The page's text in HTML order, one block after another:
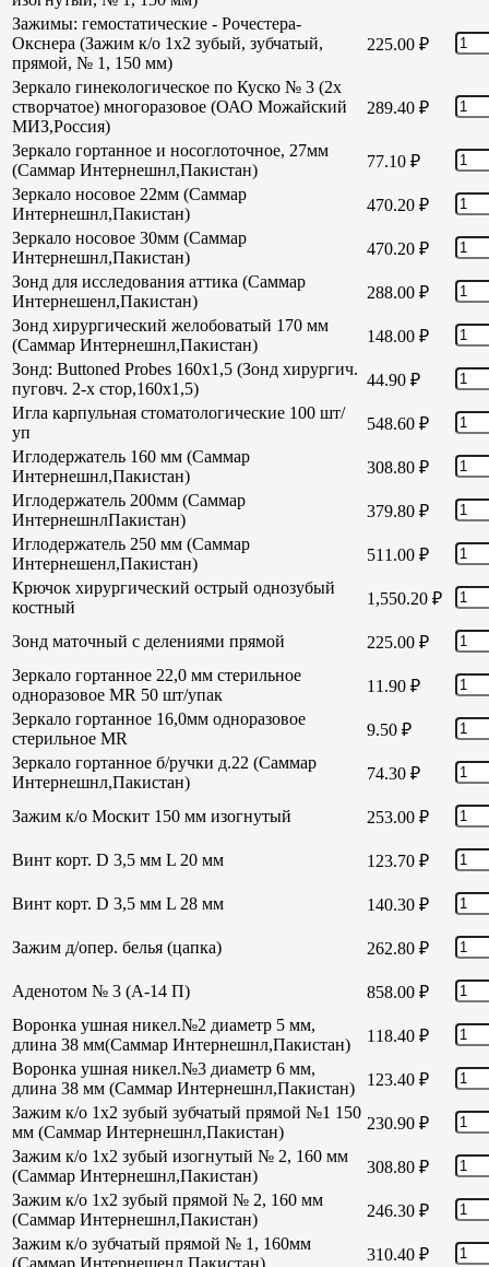
Зажимы: гемостатические - Рочестера-
Окснера (Зажим к/о 1х2 зубый, зубчатый,
прямой, № 1, 150 мм)
225.00 ₽
Зеркало гинекологическое по Куско № 3 (2х
створчатое) многоразовое (ОАО Можайский
МИЗ,Россия)
289.40 ₽
Зеркало гортанное и носоглоточное, 27мм
(Саммар Интернешнл,Пакистан)
77.10 ₽
Зеркало носовое 22мм (Саммар
Интернешнл,Пакистан)
470.20 ₽
Зеркало носовое 30мм (Саммар
Интернешнл,Пакистан)
470.20 ₽
Зонд для исследования аттика (Саммар
Интернешенл,Пакистан)
288.00 ₽
Зонд хирургический желобоватый 170 мм
(Саммар Интернешнл,Пакистан)
148.00 ₽
Зонд: Buttoned Probes 160х1,5 (Зонд хирургич.
пуговч. 2-х стор,160х1,5)
44.90 ₽
Игла карпульная стоматологические 100 шт/
уп
548.60 ₽
Иглодержатель 160 мм (Саммар
Интернешнл,Пакистан)
308.80 ₽
Иглодержатель 200мм (Саммар
ИнтернешнлПакистан)
379.80 ₽
Иглодержатель 250 мм (Саммар
Интернешенл,Пакистан)
511.00 ₽
Крючок хирургический острый однозубый
костный
1,550.20 ₽
Зонд маточный с делениями прямой 225.00 ₽
Зеркало гортанное 22,0 мм стерильное
одноразовое MR 50 шт/упак
11.90 ₽
Зеркало гортанное 16,0мм одноразовое
стерильное MR
9.50 ₽
Зеркало гортанное б/ручки д.22 (Саммар
Интернешнл,Пакистан)
74.30 ₽
Зажим к/о Москит 150 мм изогнутый 253.00 ₽
Винт корт. D 3,5 мм L 20 мм 123.70 ₽
Винт корт. D 3,5 мм L 28 мм 140.30 ₽
Зажим д/опер. белья (цапка) 262.80 ₽
Аденотом № 3 (А-14 П) 858.00 ₽
Воронка ушная никел.№2 диаметр 5 мм,
длина 38 мм(Саммар Интернешнл,Пакистан)
118.40 ₽
Воронка ушная никел.№3 диаметр 6 мм,
длина 38 мм (Саммар Интернешнл,Пакистан)
123.40 ₽
Зажим к/о 1х2 зубый зубчатый прямой №1 150
мм (Саммар Интернешнл,Пакистан)
230.90 ₽
Зажим к/о 1х2 зубый изогнутый № 2, 160 мм
(Саммар Интернешнл,Пакистан)
308.80 ₽
Зажим к/о 1х2 зубый прямой № 2, 160 мм
(Саммар Интернешнл,Пакистан)
246.30 ₽
Зажим к/о зубчатый прямой № 1, 160мм
(Саммар Интернешенл,Пакистан)
310.40 ₽